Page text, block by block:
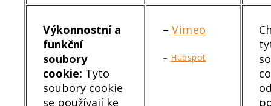
Výkonnostní a
funkční
soubory
cookie: Tyto
soubory cookie
se používají ke
– Vimeo
– Hubspot